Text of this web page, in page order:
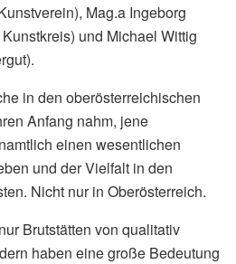
Mag.a Ingeborg
und Michael Wittig
in den oberösterreichischen
Anfang nahm, jene
einen wesentlichen
und der Vielfalt in den
Nicht nur in Oberösterreich.
Brutstätten von qualitativ
haben eine große Bedeutung